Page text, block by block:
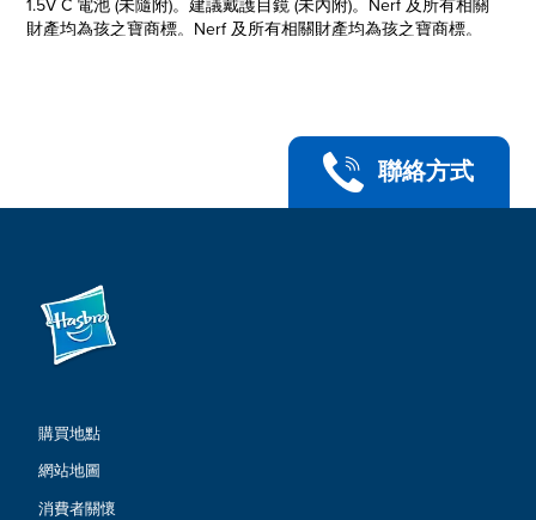
1.5V C 電池 (未隨附)。建議戴護目鏡 (未內附)。Nerf 及所有相關
財產均為孩之寶商標。Nerf 及所有相關財產均為孩之寶商標。
聯絡方式
購買地點
網站地圖
消費者關懷